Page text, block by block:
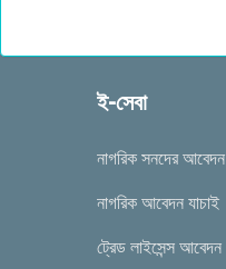
ই-সেবা
নাগরিক সনদের আবেদন
নাগরিক আবেদন যাচাই
ট্রেড লাইসেন্স আবেদন